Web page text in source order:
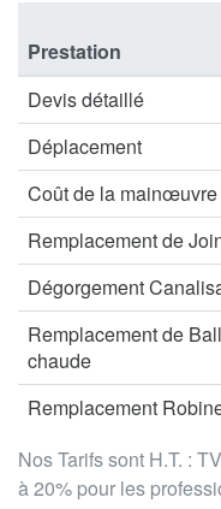
Nos Tarifs sont H.T. :
à 20% pour les
Prestation
Devis détaillé
Déplacement
Coût de la mainœuvre
Remplacement de
Dégorgement
Remplacement de
chaude
Remplacement